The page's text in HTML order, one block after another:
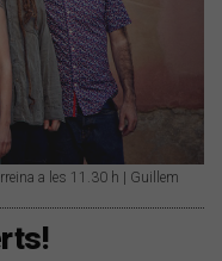
a les 11.30 h | Guillem